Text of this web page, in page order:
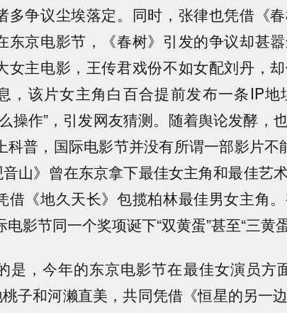
多争议尘埃落定。同时，张律也凭借《
东京电影节，《春树》引发的争议却甚
女主电影，王传君戏份不如女配刘丹，
，该片女主角白百合提前发布一条IP
操作”，引发网友猜测。随着舆论发酵，
科普，国际电影节并没有所谓一部影片不
山》曾在东京拿下最佳女主角和最佳艺
借《地久天长》包揽柏林最佳男女主角
影节同一个奖项诞下“双黄蛋”甚至“三黄
是，今年的东京电影节在最佳女演员方
桃子和河濑直美，共同凭借《恒星的另一